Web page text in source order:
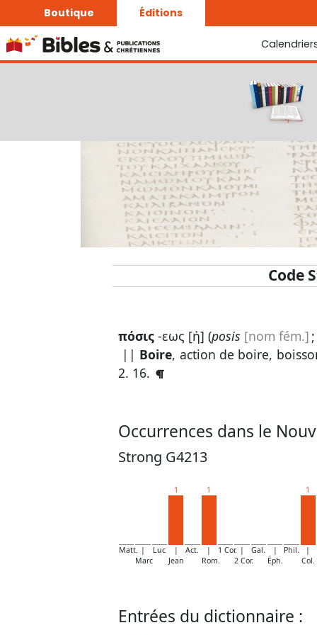
Boutique Éditions
La Bonne Semence
Le Seigneur est proche
Code
πόσις -εως [ἡ] (posis [nom fém.]
|| Boire, action de boire,
2. 16.
Occurrences dans le
Strong G4213
Matt. |
Marc
Luc
1
|
Jean
Act.
1
|
Rom.
1 Cor. |
2 Cor.
Gal.
|
Éph.
Phil.
1
|
Col.
Entrées du dictionnaire :